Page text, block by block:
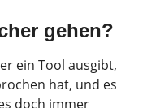
gehen?
ein Tool ausgibt,
hat, und es
doch immer